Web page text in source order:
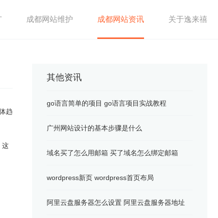
成都网站维护 成都网站资讯 关于逸来禧
趋
这
其他资讯
go语言简单的项目 go语言项目实战教程
广州网站设计的基本步骤是什么
域名买了怎么用邮箱 买了域名怎么绑定邮箱
wordpress新页 wordpress首页布局
阿里云盘服务器怎么设置 阿里云盘服务器地址